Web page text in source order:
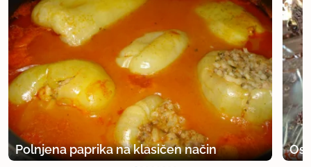
Polnjena paprika na klasičen način